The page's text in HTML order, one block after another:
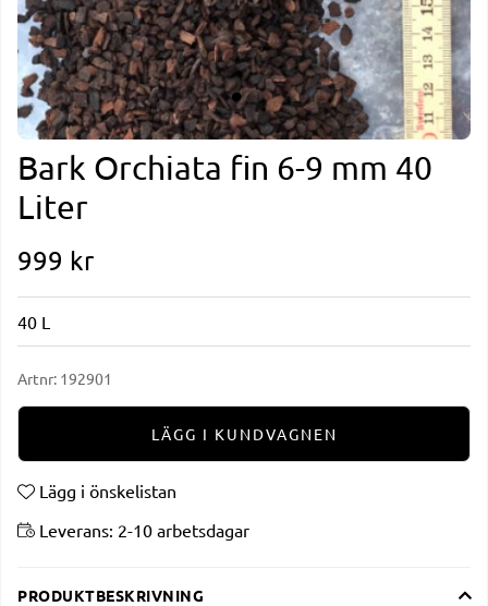
Bark Orchiata fin 6-9 mm 40
Liter
999 kr
40 L
Artnr: 192901
LÄGG I KUNDVAGNEN
Lägg i önskelistan
Leverans: 2-10 arbetsdagar
PRODUKTBESKRIVNING